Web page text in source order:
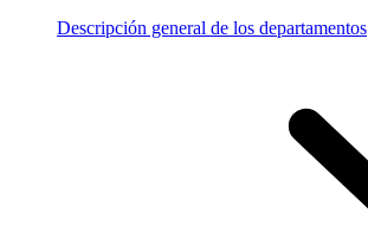
Descripción general de los departamentos